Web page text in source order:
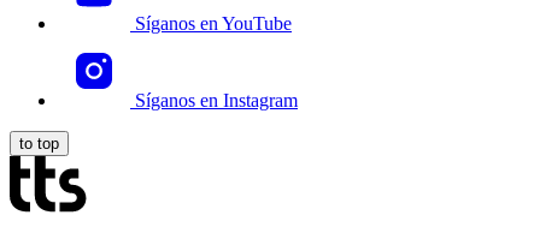
Síganos en YouTube
Síganos en Instagram
to top